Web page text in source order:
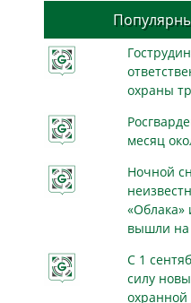
охраны
месяц
Ночной
«Облака»
вышли на
С 1
силу
охранной